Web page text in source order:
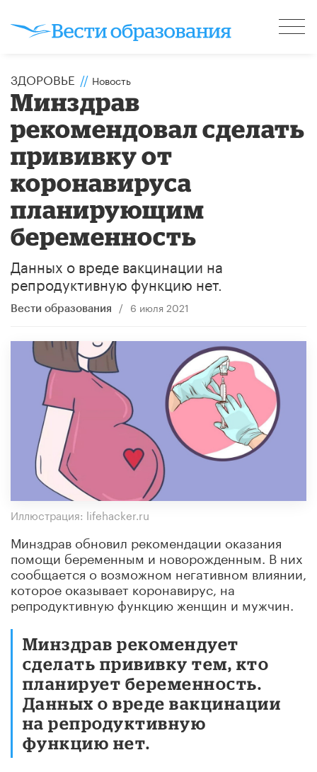
ЗДОРОВЬЕ // Новость
Минздрав
рекомендовал сделать
прививку от
коронавируса
планирующим
беременность
Данных о вреде вакцинации на
репродуктивную функцию нет.
Вести образования / 6 июля 2021
Иллюстрация: lifehacker.ru
Минздрав обновил рекомендации оказания
помощи беременным и новорожденным. В них
сообщается о возможном негативном влиянии,
которое оказывает коронавирус, на
репродуктивную функцию женщин и мужчин.
Минздрав рекомендует
сделать прививку тем, кто
планирует беременность.
Данных о вреде вакцинации
на репродуктивную
функцию нет.